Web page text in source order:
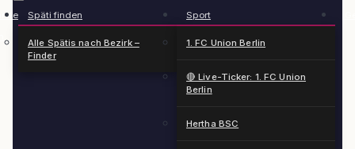
Späti finden
Alle Spätis nach Bezirk –
Finder
Sport
1. FC Union Berlin
🔴 Live-Ticker: 1. FC Union
Berlin
Hertha BSC